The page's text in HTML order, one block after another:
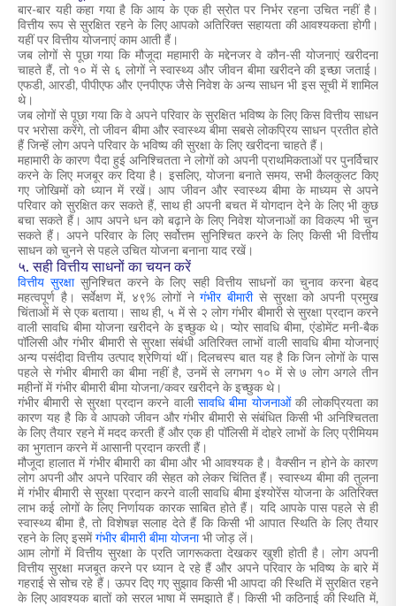
बार-बार यही कहा गया है कि आय के एक ही स्रोत पर निर्भर रहना उचित नहीं है।
वित्तीय रूप से सुरक्षित रहने के लिए आपको अतिरिक्त सहायता की आवश्यकता होगी।
यहीं पर वित्तीय योजनाएं काम आती हैं।
जब लोगों से पूछा गया कि मौजूदा महामारी के मद्देनजर वे कौन-सी योजनाएं खरीदना
चाहते हैं, तो १० में से ६ लोगों ने स्वास्थ्य और जीवन बीमा खरीदने की इच्छा जताई।
एफडी, आरडी, पीपीएफ और एनपीएफ जैसे निवेश के अन्य साधन भी इस सूची में शामिल
थे।
जब लोगों से पूछा गया कि वे अपने परिवार के सुरक्षित भविष्य के लिए किस वित्तीय साधन
पर भरोसा करेंगे, तो जीवन बीमा और स्वास्थ्य बीमा सबसे लोकप्रिय साधन प्रतीत होते
हैं जिन्हें लोग अपने परिवार के भविष्य की सुरक्षा के लिए खरीदना चाहते हैं।
महामारी के कारण पैदा हुई अनिश्चितता ने लोगों को अपनी प्राथमिकताओं पर पुनर्विचार
करने के लिए मजबूर कर दिया है। इसलिए, योजना बनाते समय, सभी कैलकुलट किए
गए जोखिमों को ध्यान में रखें। आप जीवन और स्वास्थ्य बीमा के माध्यम से अपने
परिवार को सुरक्षित कर सकते हैं, साथ ही अपनी बचत में योगदान देने के लिए भी कुछ
बचा सकते हैं। आप अपने धन को बढ़ाने के लिए निवेश योजनाओं का विकल्प भी चुन
सकते हैं। अपने परिवार के लिए सर्वोत्तम सुनिश्चित करने के लिए किसी भी वित्तीय
साधन को चुनने से पहले उचित योजना बनाना याद रखें।
५. सही वित्तीय साधनों का चयन करें
वित्तीय सुरक्षासुनिश्चित करने के लिए सही वित्तीय साधनों का चुनाव करना बेहद
महत्वपूर्ण है। सर्वेक्षण में, ४९% लोगों नेगंभीर बीमारीसे सुरक्षा को अपनी प्रमुख
चिंताओं में से एक बताया। साथ ही, ५ में से २ लोग गंभीर बीमारी से सुरक्षा प्रदान करने
वाली सावधि बीमा योजना खरीदने के इच्छुक थे। प्योर सावधि बीमा, एंडोमेंट मनी-बैक
पॉलिसी और गंभीर बीमारी से सुरक्षा संबंधी अतिरिक्त लाभों वाली सावधि बीमा योजनाएं
अन्य पसंदीदा वित्तीय उत्पाद श्रेणियां थीं। दिलचस्प बात यह है कि जिन लोगों के पास
पहले से गंभीर बीमारी का बीमा नहीं है, उनमें से लगभग १० में से ७ लोग अगले तीन
महीनों में गंभीर बीमारी बीमा योजना/कवर खरीदने के इच्छुक थे।
गंभीर बीमारी से सुरक्षा प्रदान करने वाली सावधि बीमा योजनाओंकी लोकप्रियता का
कारण यह है कि वे आपको जीवन और गंभीर बीमारी से संबंधित किसी भी अनिश्चितता
के लिए तैयार रहने में मदद करती हैं और एक ही पॉलिसी में दोहरे लाभों के लिए प्रीमियम
का भुगतान करने में आसानी प्रदान करती हैं।
मौजूदा हालात में गंभीर बीमारी का बीमा और भी आवश्यक है। वैक्सीन न होने के कारण
लोग अपनी और अपने परिवार की सेहत को लेकर चिंतित हैं। स्वास्थ्य बीमा की तुलना
में गंभीर बीमारी से सुरक्षा प्रदान करने वाली सावधि बीमा इंश्योरेंस योजना के अतिरिक्त
लाभ कई लोगों के लिए निर्णायक कारक साबित होते हैं। यदि आपके पास पहले से ही
स्वास्थ्य बीमा है, तो विशेषज्ञ सलाह देते हैं कि किसी भी आपात स्थिति के लिए तैयार
रहने के लिए इसमें गंभीर बीमारी बीमा योजनाभी जोड़ लें।
आम लोगों में वित्तीय सुरक्षा के प्रति जागरूकता देखकर खुशी होती है। लोग अपनी
वित्तीय सुरक्षा मजबूत करने पर ध्यान दे रहे हैं और अपने परिवार के भविष्य के बारे में
गहराई से सोच रहे हैं। ऊपर दिए गए सुझाव किसी भी आपदा की स्थिति में सुरक्षित रहने
के लिए आवश्यक बातों को सरल भाषा में समझाते हैं। किसी भी कठिनाई की स्थिति में,